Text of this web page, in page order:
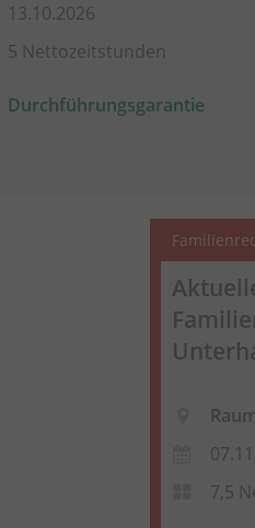
13.10.2026
5 Nettozeitstunden
Durchführungsgarantie
7,5